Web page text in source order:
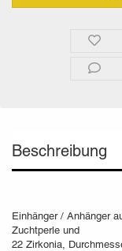
Beschreibung
Einhänger / Anhänger
Zuchtperle und
22 Zirkonia,